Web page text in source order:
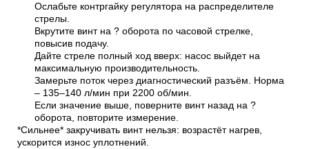
Ослабьте контргайку регулятора на распределителе
стрелы.
Вкрутите винт на ? оборота по часовой стрелке,
повысив подачу.
Дайте стреле полный ход вверх: насос выйдет на
максимальную производительность.
Замерьте поток через диагностический разъём. Норма
– 135–140 л/мин при 2200 об/мин.
Если значение выше, поверните винт назад на ?
оборота, повторите измерение.
*Сильнее* закручивать винт нельзя: возрастёт нагрев,
ускорится износ уплотнений.